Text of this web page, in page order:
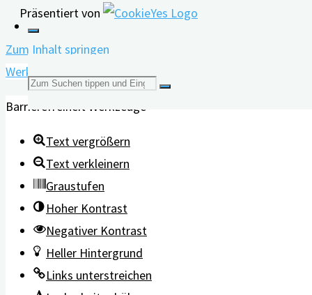
Suchen
nach:
Präsentiert von
Zum Inhalt springen
Werkzeugleiste öffnen
Barrierefreiheit Werkzeuge
Text vergrößern
Text verkleinern
Graustufen
Hoher Kontrast
Negativer Kontrast
Heller Hintergrund
Links unterstreichen